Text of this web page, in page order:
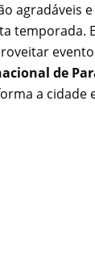
agradáveis
temporada.
de
a cidade